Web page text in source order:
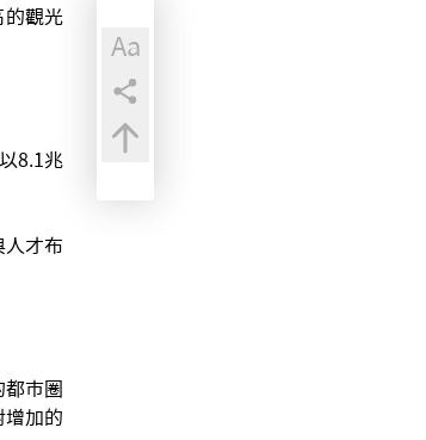
的觀光
8.1兆
人才布
市圈
增加的
Aa